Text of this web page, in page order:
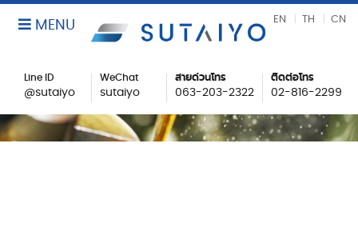
Line ID
@sutaiyo
WeChat
sutaiyo
สายด่วนโทร
063-203-2322
ติดต่อโทร
02-816-2299
MENU EN TH CN